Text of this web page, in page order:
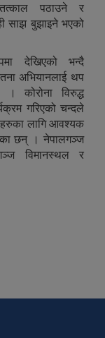
तत्काल पठाउने र
साझ बुझाइने भएको
देखिएको भन्दै
अभियानलाई थप
कोरोना विरुद्ध
गरिएको चन्दले
लागि आवश्यक
छन् । नेपालगञ्ज
विमानस्थल र